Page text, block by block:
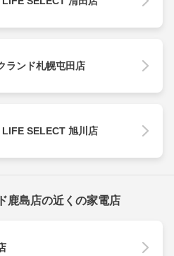
ランド札幌屯田店
SELECT 旭川店
鹿島店の近くの家電店